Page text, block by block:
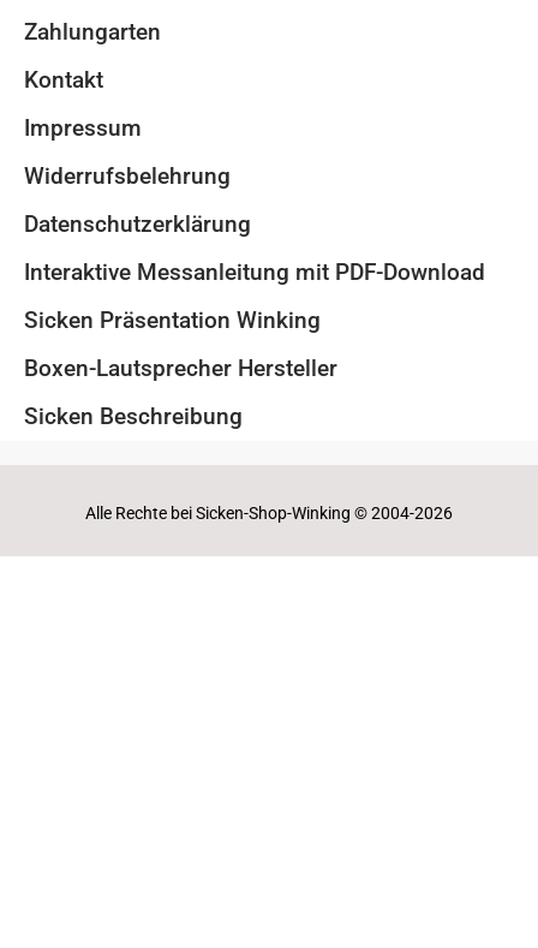
Zahlungarten
Kontakt
Impressum
Widerrufsbelehrung
Datenschutzerklärung
Interaktive Messanleitung mit PDF-Download
Sicken Präsentation Winking
Boxen-Lautsprecher Hersteller
Sicken Beschreibung
Alle Rechte bei Sicken-Shop-Winking © 2004-2026